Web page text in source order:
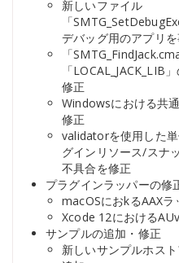
新しいファイル
「
デバッグ用のアプリ
「
「LOCAL_JACK_LIB
修正
Windowsにおける共
修正
validatorを使用した
グインリソース/スナ
不具合を修正
プラグインラッパーの修
macOSにおkるAAX
Xcode 12における
サンプルの追加・修正
新しいサンプルホス